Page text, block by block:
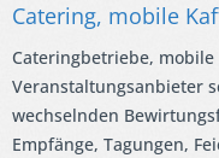
Catering, mobile
Cateringbetriebe,
Veranstaltungsanbieter
wechselnden
Empfänge, Tagungen,